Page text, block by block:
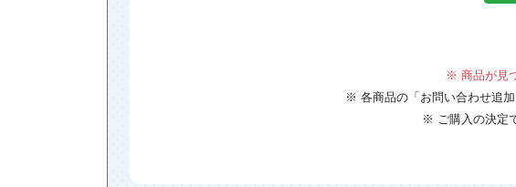
※ 商品が見
※ 各商品の「お問い合わせ追
※ ご購入の決定